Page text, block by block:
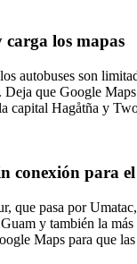
los mapas
autobuses son
que Google
capital Hagåtña y
conexión para
que pasa por
y también la
Maps para que